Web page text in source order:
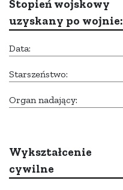
Stopień wojskowy
uzyskany po wojnie:
Data:
Starszeństwo:
Organ nadający:
Wykształcenie
cywilne